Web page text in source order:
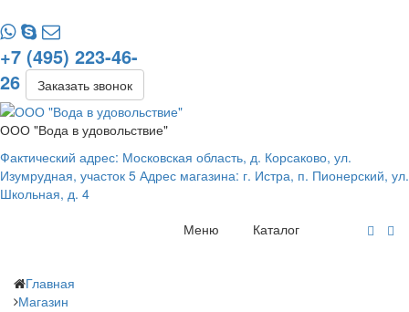
+7 (495) 223-46-
26
Заказать звонок
ООО "Вода в удовольствие"
Фактический адрес: Московская область, д. Корсаково, ул.
Изумрудная, участок 5 Адрес магазина: г. Истра, п. Пионерский, ул.
Школьная, д. 4
Каталог
Меню
Главная
Магазин